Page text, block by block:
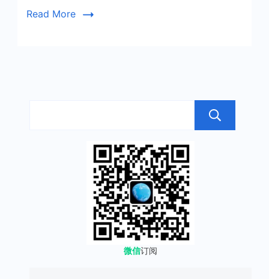
Read More
微信订阅